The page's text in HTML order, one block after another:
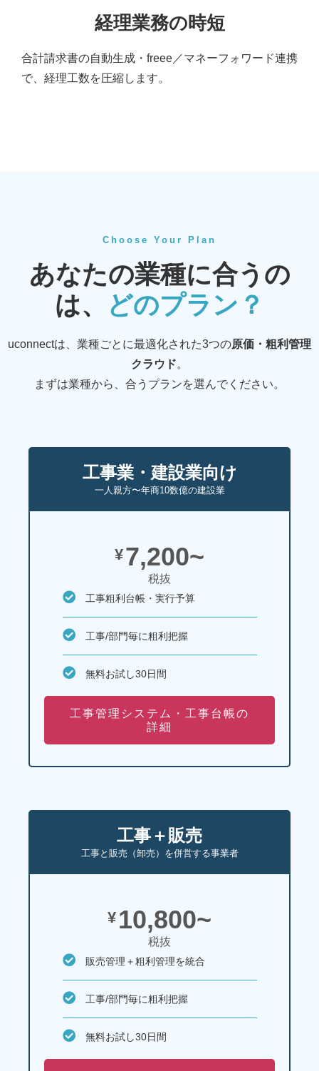
経理業務の時短
合計請求書の自動生成・freee／マネーフォワード連携
で、経理工数を圧縮します。
Choose Your Plan
あなたの業種に合うの
は、
どのプラン？
uconnectは、業種ごとに最適化された3つの原価・粗利管理
クラウド。
まずは業種から、合うプランを選んでください。
工事業・建設業向け
一人親方〜年商10数億の建設業
¥7,200~
税抜
工事粗利台帳・実行予算
工事/部門毎に粗利把握
無料お試し30日間
工事管理システム・工事台帳の
詳細
工事＋販売
工事と販売（卸売）を併営する事業者
¥ 10,800~
税抜
販売管理＋粗利管理を統合
工事/部門毎に粗利把握
無料お試し30日間